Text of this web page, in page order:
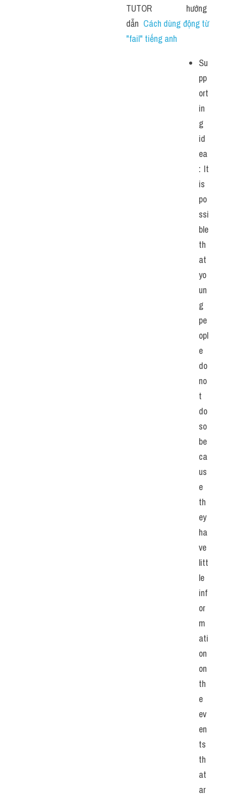
TUTOR  hướng
dẫn Cách dùng động từ
"fail" tiếng anh
Su
pp
ort
in
g
id
ea
: It
is
po
ssi
ble
th
at
yo
un
g
pe
opl
e
do
no
t
do
so
be
ca
us
e
th
ey
ha
ve
litt
le
inf
or
m
ati
on
on
th
e
ev
en
ts
th
at
ar